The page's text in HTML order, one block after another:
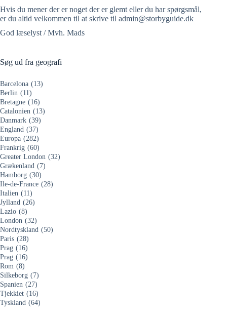
Hvis du mener der er noget der er glemt eller du har spørgsmål,
er du altid velkommen til at skrive til admin@storbyguide.dk
God læselyst / Mvh. Mads
Søg ud fra geografi
Barcelona (13)
Berlin (11)
Bretagne (16)
Catalonien (13)
Danmark (39)
England (37)
Europa (282)
Frankrig (60)
Greater London (32)
Grækenland (7)
Hamborg (30)
Ile-de-France (28)
Italien (11)
Jylland (26)
Lazio (8)
London (32)
Nordtyskland (50)
Paris (28)
Prag (16)
Prag (16)
Rom (8)
Silkeborg (7)
Spanien (27)
Tjekkiet (16)
Tyskland (64)